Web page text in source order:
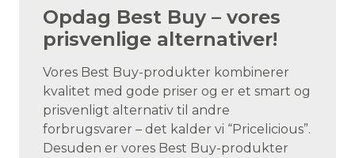
Opdag Best Buy – vores
prisvenlige alternativer!
Vores Best Buy-produkter kombinerer
kvalitet med gode priser og er et smart og
prisvenligt alternativ til andre
forbrugsvarer – det kalder vi “Pricelicious”.
Desuden er vores Best Buy-produkter